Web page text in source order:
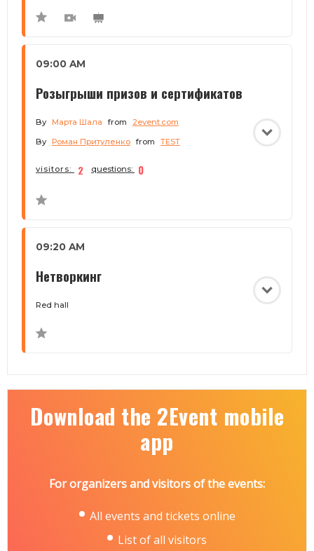
09:00 AM
Розыгрыши призов и сертификатов
By Марта Шала from
2event.com
By Роман Притуленко from TEST
visitors: 2 questions: 0
09:20 AM
Нетворкинг
Red hall
Download the 2Event mobile
app
For organizers and visitors of the events:
All events and tickets online
List of all visitors